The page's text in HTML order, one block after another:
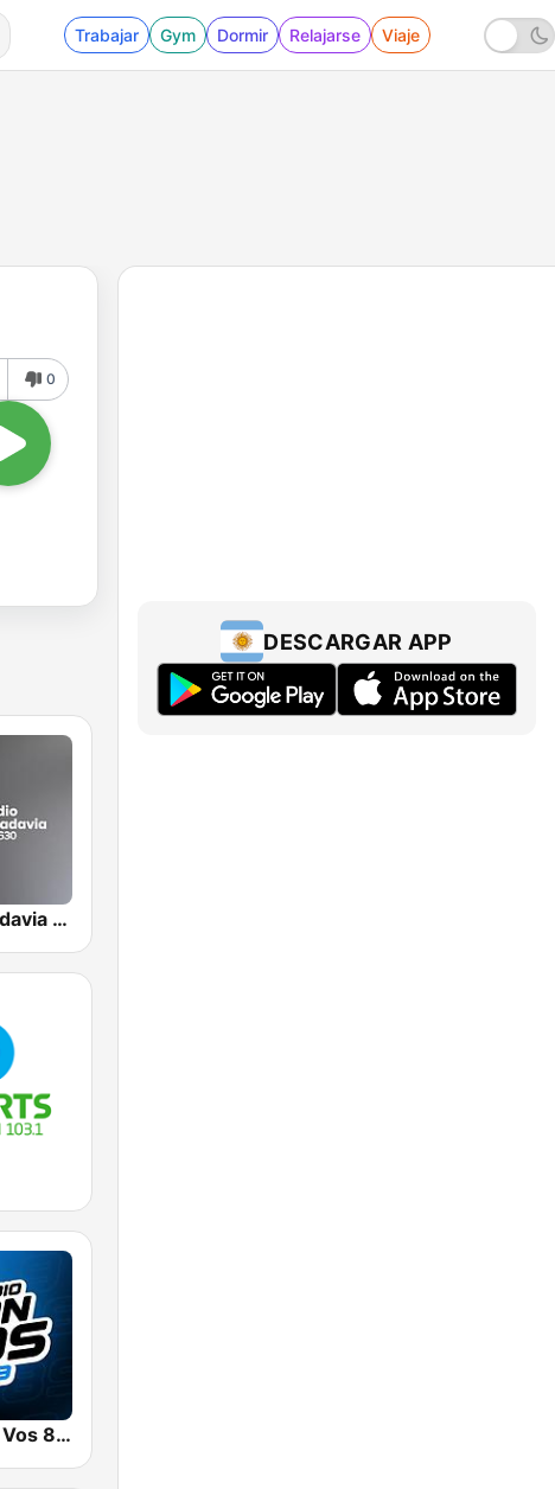
Trabajar Gym Dormir Relajarse Viaje
0
Radio Rivadavia 630 AM
Radio Con Vos 89.9
DESCARGAR APP